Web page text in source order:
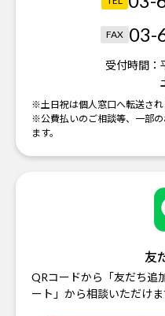
FAX 03-
受付時間：
※土日祝は個人窓口へ転送され
※公費払いのご相談等、一部
ます。
友
QRコードから「友だち追
ート」から相談いただけま